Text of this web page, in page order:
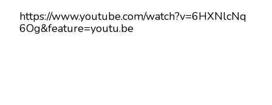
DE
LA
https://www.youtube.com/watch?v=6HXNlcNq
6Og&feature=youtu.be